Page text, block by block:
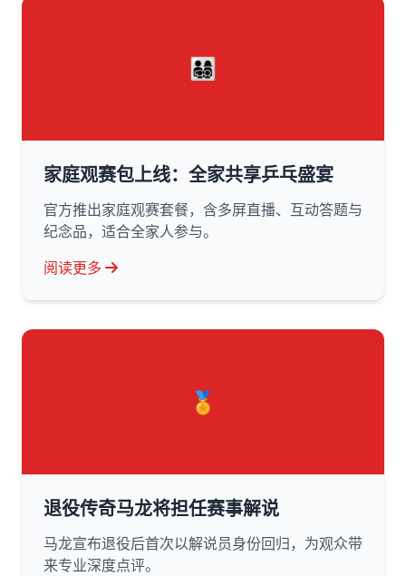
👨‍👩‍👧‍👦
家庭观赛包上线：全家共享乒乓盛宴
官方推出家庭观赛套餐，含多屏直播、互动答题与
纪念品，适合全家人参与。
阅读更多
🏅
退役传奇马龙将担任赛事解说
马龙宣布退役后首次以解说员身份回归，为观众带
来专业深度点评。